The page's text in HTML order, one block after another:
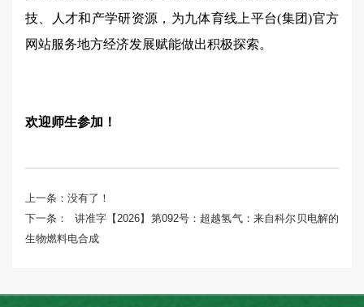
技、人才和产学研资源，为九体育线上平台(集团)官方
网站服务地方经济发展赋能做出积极探索。
欢迎师生参加！
上一条： 没有了！
下一条：
讲准字【2026】第092号：超越氢气：来自科尔贝电解的
生物燃料电合成